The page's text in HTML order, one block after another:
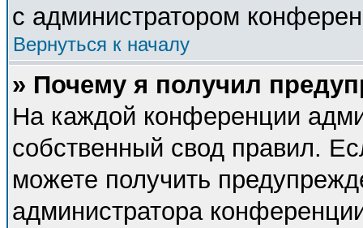
с администратором
Вернуться к началу
» Почему я получил
На каждой конференции
собственный свод правил.
можете получить
администратора